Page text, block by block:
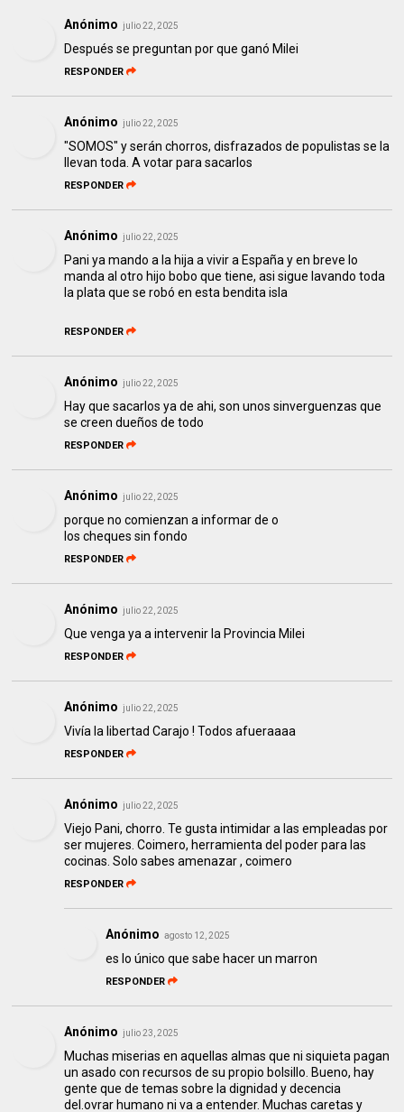
Anónimo julio 22, 2025
Después se preguntan por que ganó Milei
RESPONDER
Anónimo julio 22, 2025
"SOMOS" y serán chorros, disfrazados de populistas se la
llevan toda. A votar para sacarlos
RESPONDER
Anónimo julio 22, 2025
Pani ya mando a la hija a vivir a España y en breve lo
manda al otro hijo bobo que tiene, asi sigue lavando toda
la plata que se robó en esta bendita isla
RESPONDER
Anónimo julio 22, 2025
Hay que sacarlos ya de ahi, son unos sinverguenzas que
se creen dueños de todo
RESPONDER
Anónimo julio 22, 2025
porque no comienzan a informar de o
los cheques sin fondo
RESPONDER
Anónimo julio 22, 2025
Que venga ya a intervenir la Provincia Milei
RESPONDER
Anónimo julio 22, 2025
Vivía la libertad Carajo ! Todos afueraaaa
RESPONDER
Anónimo julio 22, 2025
Viejo Pani, chorro. Te gusta intimidar a las empleadas por
ser mujeres. Coimero, herramienta del poder para las
cocinas. Solo sabes amenazar , coimero
RESPONDER
Anónimo agosto 12, 2025
es lo único que sabe hacer un marron
RESPONDER
Anónimo julio 23, 2025
Muchas miserias en aquellas almas que ni siquieta pagan
un asado con recursos de su propio bolsillo. Bueno, hay
gente que de temas sobre la dignidad y decencia
del.ovrar humano ni va a entender. Muchas caretas y